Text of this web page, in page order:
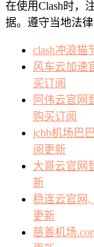
在使用Clash时，
据。遵守当地法
clash冲浪猫
风车云加速
买订阅
阿伟云官网
购买订阅
jcbb机场巴
阅更新
大哥云官网
新
稳连云官网,
更新
慈善机场